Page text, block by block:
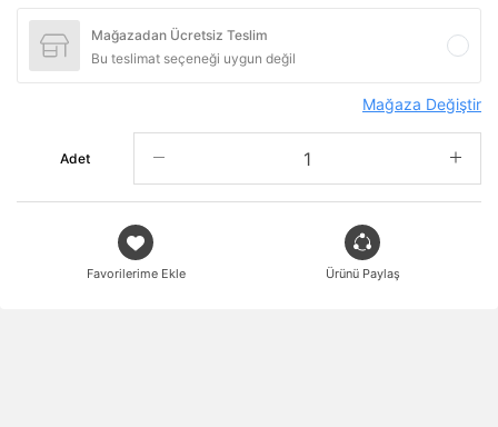
Mağazadan Ücretsiz Teslim
Bu teslimat seçeneği uygun değil
Mağaza Değiştir
Adet
Favorilerime Ekle Ürünü Paylaş